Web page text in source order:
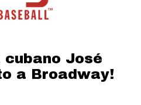
cubano José
a Broadway!